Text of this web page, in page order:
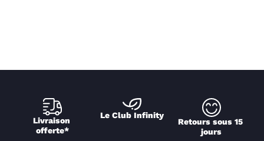
Livraison
offerte*
Le Club Infinity
Retours sous 15
jours